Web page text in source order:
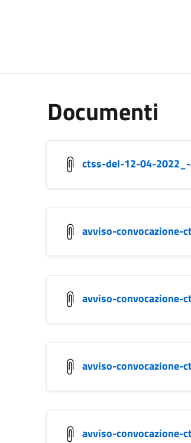
Documenti
ctss-del-12-04-
avviso-convocazione-
avviso-convocazione-
avviso-convocazione-
avviso-convocazione-